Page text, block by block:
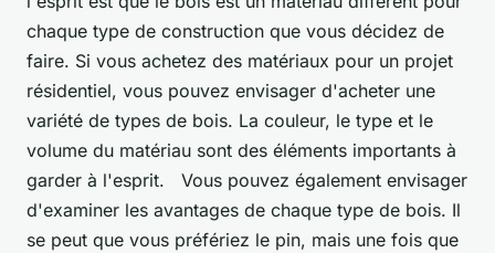
chaque type de construction que vous décidez de
faire. Si vous achetez des matériaux pour un projet
résidentiel, vous pouvez envisager d'acheter une
variété de types de bois. La couleur, le type et le
volume du matériau sont des éléments importants à
garder à l'esprit. Vous pouvez également envisager
d'examiner les avantages de chaque type de bois. Il
se peut que vous préfériez le pin, mais une fois que